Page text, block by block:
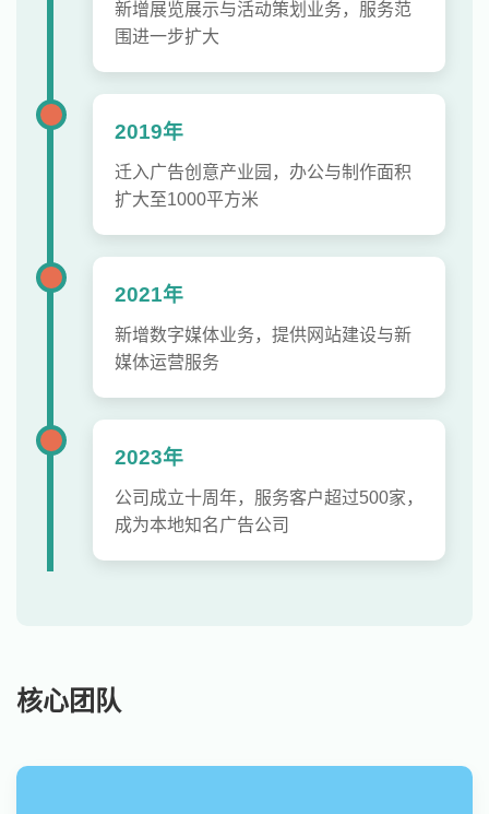
新增展览展示与活动策划业务，服务范
围进一步扩大
2019年
迁入广告创意产业园，办公与制作面积
扩大至1000平方米
2021年
新增数字媒体业务，提供网站建设与新
媒体运营服务
2023年
公司成立十周年，服务客户超过500家，
成为本地知名广告公司
核心团队